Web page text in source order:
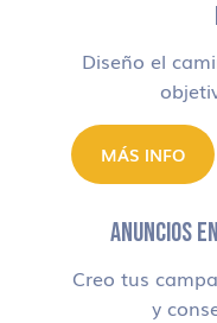
Diseño el
MÁS INFO
ANUNCIOS
Creo tus
y